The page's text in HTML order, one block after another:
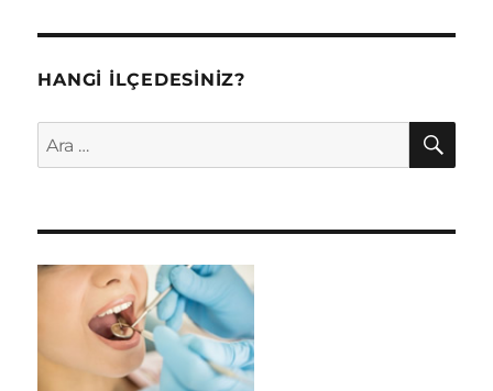
HANGI İLÇEDESINIZ?
Ara: